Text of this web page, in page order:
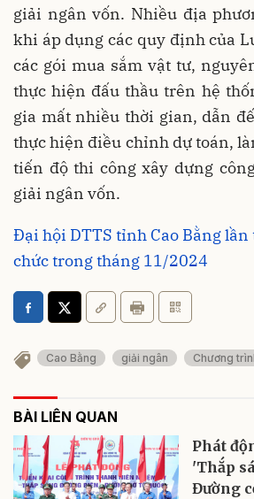
giải ngân vốn. Nhiều địa
khi áp dụng các quy định của
các gói mua sắm vật tư,
thực hiện đấu thầu trên hệ
gia mất nhiều thời gian, dẫn
thực hiện điều chỉnh dự toán,
tiến độ thi công xây dựng
giải ngân vốn.
Đại hội DTTS tỉnh Cao Bằng lần
chức trong tháng 11/2024
Cao Bằng giải ngân Chương
BÀI LIÊN QUAN
Phát
'Thắp
Đường